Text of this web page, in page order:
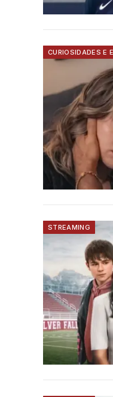
CURIOSIDADES E
STREAMING